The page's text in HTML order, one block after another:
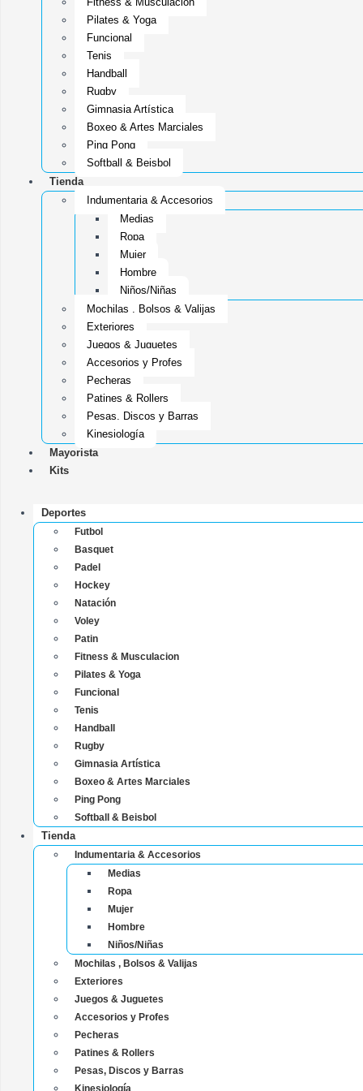
Pilates & Yoga
Funcional
Tenis
Handball
Rugby
Gimnasia Artística
Boxeo & Artes Marciales
Ping Pong
Softball & Beisbol
Tienda
Indumentaria & Accesorios
Medias
Ropa
Mujer
Hombre
Niños/Niñas
Mochilas , Bolsos & Valijas
Exteriores
Juegos & Juguetes
Accesorios y Profes
Pecheras
Patines & Rollers
Pesas, Discos y Barras
Kinesiología
Mayorista
Kits
Deportes
Futbol
Basquet
Padel
Hockey
Natación
Voley
Patin
Fitness & Musculacion
Pilates & Yoga
Funcional
Tenis
Handball
Rugby
Gimnasia Artística
Boxeo & Artes Marciales
Ping Pong
Softball & Beisbol
Tienda
Indumentaria & Accesorios
Medias
Ropa
Mujer
Hombre
Niños/Niñas
Mochilas , Bolsos & Valijas
Exteriores
Juegos & Juguetes
Accesorios y Profes
Pecheras
Patines & Rollers
Pesas, Discos y Barras
Kinesiología